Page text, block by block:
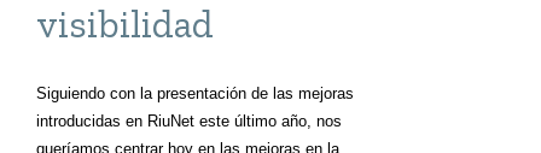
visibilidad
Siguiendo con la presentación de las mejoras
introducidas en RiuNet este último año, nos
queríamos centrar hoy en las mejoras en la